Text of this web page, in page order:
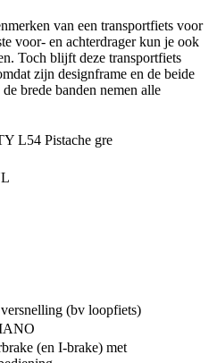
van een transportfiets voor
voor- en achterdrager kun je ook
Toch blijft deze transportfiets
zijn designframe en de beide
brede banden nemen alle
L54 Pistache gre
(bv loopfiets)
(en I-brake) met